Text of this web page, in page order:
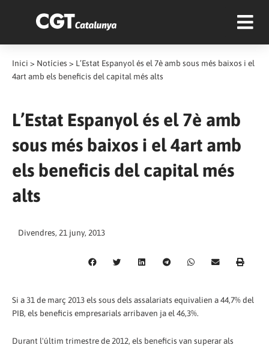
Inici > Notícies > L’Estat Espanyol és el 7è amb sous més baixos i el
4art amb els beneficis del capital més alts
L’Estat Espanyol és el 7è amb
sous més baixos i el 4art amb
els beneficis del capital més
alts
Divendres, 21 juny, 2013
Si a 31 de març 2013 els sous dels assalariats equivalien a 44,7% del
PIB, els beneficis empresarials arribaven ja el 46,3%.
Durant l'últim trimestre de 2012, els beneficis van superar als